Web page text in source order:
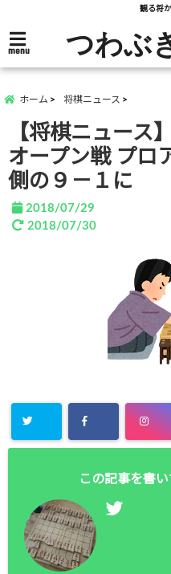
観る将
menu つわぶ
ホーム 将棋ニュース
【将棋ニュース
オープン戦 プロ
側の９－１に
2018/07/29
2018/07/30
この記事を書